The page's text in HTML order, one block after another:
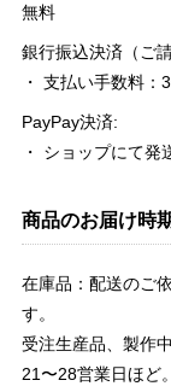
無料
銀行振込決済（ご
・ 支払い手数料：
PayPay決済:
・ ショップにて発
商品のお届け時
在庫品：配送のご
す。
受注生産品、製作
21〜28営業日ほど。